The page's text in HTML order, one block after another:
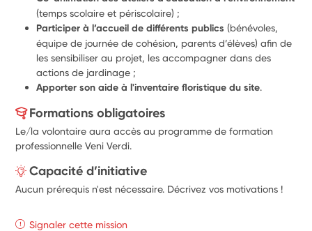
(temps scolaire et périscolaire) ;
Participer à l’accueil de différents publics (bénévoles,
équipe de journée de cohésion, parents d’élèves) afin de
les sensibiliser au projet, les accompagner dans des
actions de jardinage ;
Apporter son aide à l'inventaire floristique du site.
Formations obligatoires
Le/la volontaire aura accès au programme de formation
professionnelle Veni Verdi.
Capacité d’initiative
Aucun prérequis n'est nécessaire. Décrivez vos motivations !
Signaler cette mission